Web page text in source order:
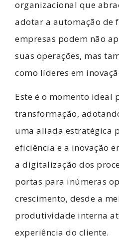
organizacional que
adotar a automação de
empresas podem não
suas operações, mas
como líderes em
Este é o momento ideal
transformação,
uma aliada estratégica
eficiência e a inovação
a digitalização dos
portas para inúmeras
crescimento, desde a
produtividade interna
experiência do cliente.